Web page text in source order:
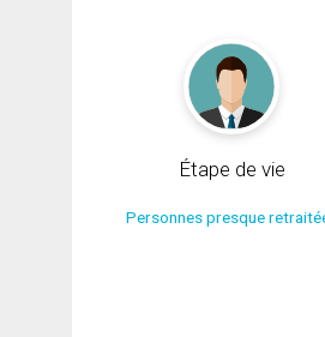
Étape de vie
Personnes presque